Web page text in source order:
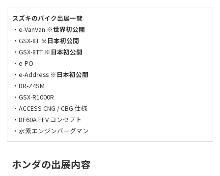
スズキのバイク出展一覧
・e-VanVan ※世界初公開
・GSX-8T ※日本初公開
・GSX-8TT ※日本初公開
・e-PO
・e-Address ※日本初公開
・DR-Z4SM
・GSX-R1000R
・ACCESS CNG / CBG 仕様
・DF60A FFV コンセプト
・水素エンジンバーグマン
ホンダの出展内容